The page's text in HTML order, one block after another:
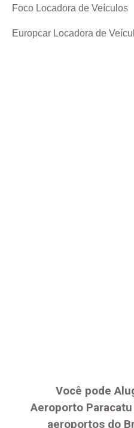
Foco Locadora de Veículos
Europcar Locadora de
Você pode
Aeroporto Paracatu
aeroportos do